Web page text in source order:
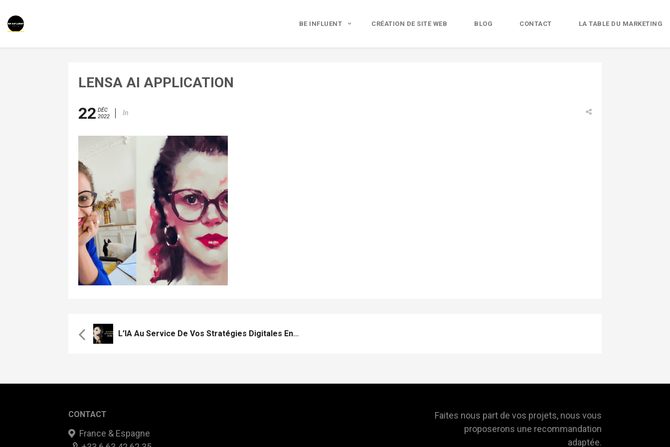
BE INFLUENT CRÉATION DE SITE WEB BLOG CONTACT LA TABLE DU MARKETING
LENSA AI APPLICATION
22 DÉC
2022
In
L’IA Au Service De Vos Stratégies Digitales En 2023
CONTACT
France & Espagne
Faites nous part de vos projets, nous vous
proposerons une recommandation
adaptée.